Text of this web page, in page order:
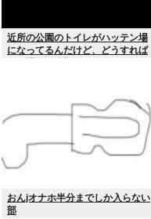
近所の公園のトイレがハッテン場
になってるんだけど、どうすれば
おんjオナホ半分までしか入らない
部